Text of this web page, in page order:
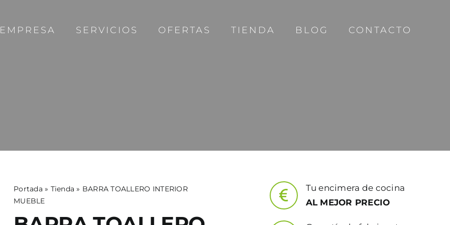
EMPRESA SERVICIOS OFERTAS TIENDA BLOG CONTACTO
Portada » Tienda » BARRA TOALLERO INTERIOR
MUEBLE
Tu encimera de cocina
AL MEJOR PRECIO